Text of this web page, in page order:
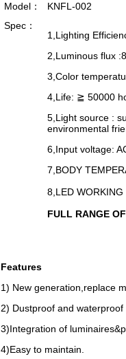
Model：
KNFL-002
Spec：
1,Lighting
2,Luminous flux
3,Color
4,Life: ≧ 50000
5,Light source :
environmental
6,Input voltage:
7,BODY
8,LED WORKING
FULL RANGE
Features
1) New generation,replace
2) Dustproof and
3)Integration of
4)Easy to maintain.